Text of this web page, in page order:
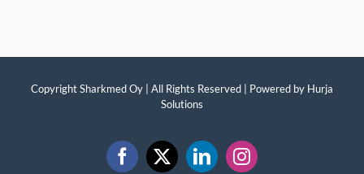
Copyright Sharkmed Oy | All Rights Reserved | Powered by Hurja
Solutions
Facebook
X LinkedInInstagram